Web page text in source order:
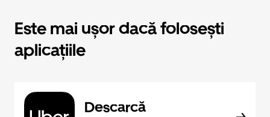
Este mai ușor dacă folosești
aplicațiile
Descarcă